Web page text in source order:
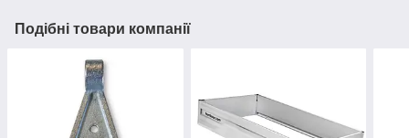
Подібні товари компанії